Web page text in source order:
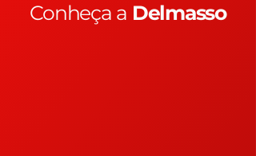
Conheça a Delmasso